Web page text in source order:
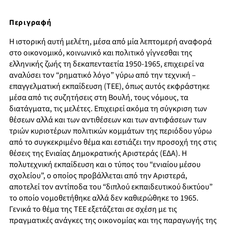
Περιγραφή
Η ιστορική αυτή μελέτη, μέσα από μία λεπτομερή αναφορά
στο οικονομικό, κοινωνικό και πολιτικό γίγνεσθαι της
ελληνικής ζωής τη δεκαπενταετία 1950-1965, επιχειρεί να
αναλύσει τον “ρηματικό λόγο” γύρω από την τεχνική –
επαγγελματική εκπαίδευση (ΤΕΕ), όπως αυτός εκφράστηκε
μέσα από τις συζητήσεις στη Βουλή, τους νόμους, τα
διατάγματα, τις μελέτες. Επιχειρεί ακόμα τη σύγκριση των
θέσεων αλλά και των αντιθέσεων και των αντιφάσεων των
τριών κυριοτέρων πολιτικών κομμάτων της περιόδου γύρω
από το συγκεκριμένο θέμα και εστιάζει την προσοχή της στις
θέσεις της Ενιαίας Δημοκρατικής Αριστεράς (ΕΔΑ). Η
πολυτεχνική εκπαίδευση και ο τύπος του “ενιαίου μέσου
σχολείου”, ο οποίος προβάλλεται από την Αριστερά,
αποτελεί τον αντίποδα του “διπλού εκπαιδευτικού δικτύου”
το οποίο νομοθετήθηκε αλλά δεν καθιερώθηκε το 1965.
Γενικά το θέμα της ΤΕΕ εξετάζεται σε σχέση με τις
πραγματικές ανάγκες της οικονομίας και της παραγωγής της